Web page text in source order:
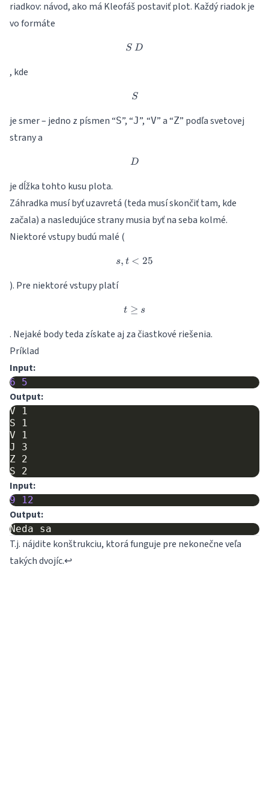
riadkov: návod, ako má Kleofáš postaviť plot. Každý riadok je
vo formáte
S~D
S D
, kde
S
S
je smer – jedno z písmen “S”, “J”, “V” a “Z” podľa svetovej
strany a
D
D
je dĺžka tohto kusu plota.
Záhradka musí byť uzavretá (teda musí skončiť tam, kde
začala) a nasledujúce strany musia byť na seba kolmé.
Niektoré vstupy budú malé (
s, t < 25
s, t < 25
). Pre niektoré vstupy platí
t \geq s
t ≥ s
. Nejaké body teda získate aj za čiastkové riešenia.
Príklad
Input:
6 5
Output:
V 1
S 1
V 1
J 3
Z 2
Input:
9 12
Output:
T.j. nájdite konštrukciu, ktorá funguje pre nekonečne veľa
takých dvojíc.↩